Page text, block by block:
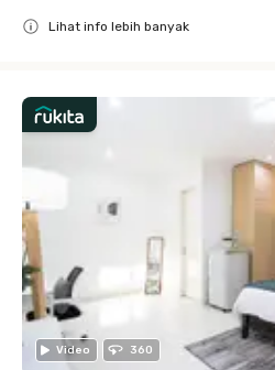
Lihat info lebih banyak
Video 360